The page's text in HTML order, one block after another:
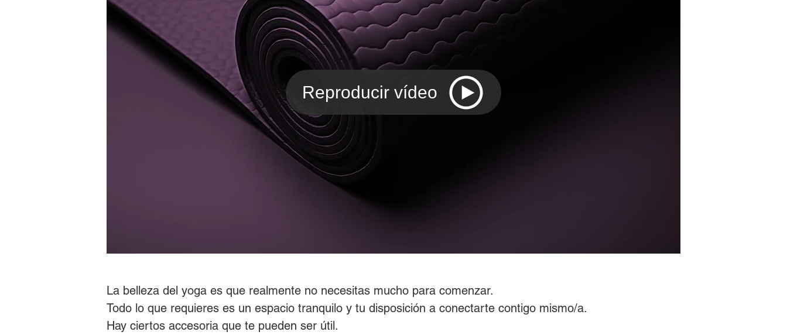
Reproducir vídeo
La belleza del yoga es que realmente no necesitas mucho para comenzar.
Todo lo que requieres es un espacio tranquilo y tu disposición a conectarte contigo mismo/a.
Hay ciertos accesoria que te pueden ser útil.